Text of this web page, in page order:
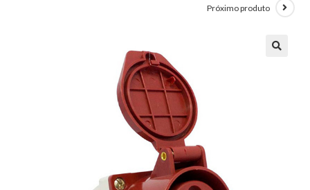
Próximo produto